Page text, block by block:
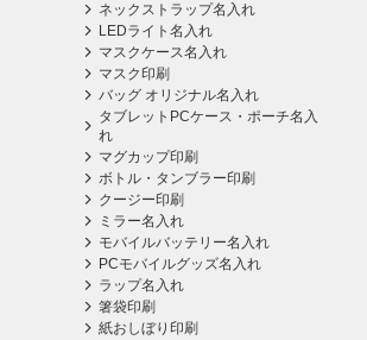
ネックストラップ名入れ
LEDライト名入れ
マスクケース名入れ
マスク印刷
バッグ オリジナル名入れ
タブレットPCケース・ポーチ名入
れ
マグカップ印刷
ボトル・タンブラー印刷
クージー印刷
ミラー名入れ
モバイルバッテリー名入れ
PCモバイルグッズ名入れ
ラップ名入れ
箸袋印刷
紙おしぼり印刷